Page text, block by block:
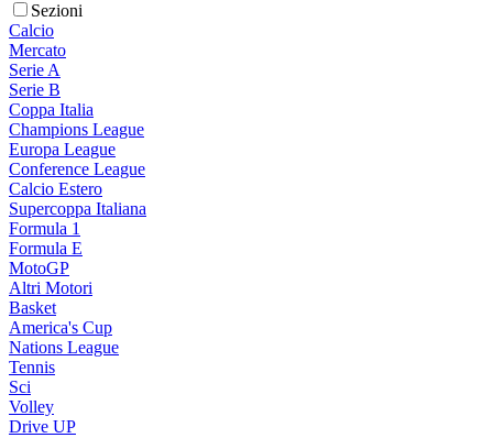
Sezioni
Calcio
Mercato
Serie A
Serie B
Coppa Italia
Champions League
Europa League
Conference League
Calcio Estero
Supercoppa Italiana
Formula 1
Formula E
MotoGP
Altri Motori
Basket
America's Cup
Nations League
Tennis
Sci
Volley
Drive UP